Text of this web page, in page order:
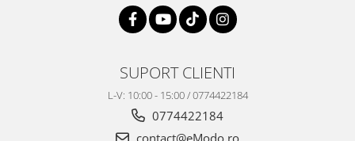
SUPORT CLIENTI
L-V: 10:00 - 15:00 / 0774422184
0774422184
contact@eModo.ro